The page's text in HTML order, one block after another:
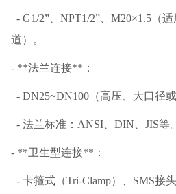
- G1/2”、NPT1/2”、M20×1.5（
道）。
- **法兰连接**：
- DN25~DN100（高压、大口径
- 法兰标准：ANSI、DIN、JIS等
- **卫生型连接**：
- 卡箍式（Tri-Clamp）、SMS接